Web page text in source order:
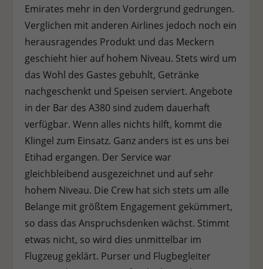
Emirates mehr in den Vordergrund gedrungen.
Verglichen mit anderen Airlines jedoch noch ein
herausragendes Produkt und das Meckern
geschieht hier auf hohem Niveau. Stets wird um
das Wohl des Gastes gebuhlt, Getränke
nachgeschenkt und Speisen serviert. Angebote
in der Bar des A380 sind zudem dauerhaft
verfügbar. Wenn alles nichts hilft, kommt die
Klingel zum Einsatz. Ganz anders ist es uns bei
Etihad ergangen. Der Service war
gleichbleibend ausgezeichnet und auf sehr
hohem Niveau. Die Crew hat sich stets um alle
Belange mit größtem Engagement gekümmert,
so dass das Anspruchsdenken wächst. Stimmt
etwas nicht, so wird dies unmittelbar im
Flugzeug geklärt. Purser und Flugbegleiter